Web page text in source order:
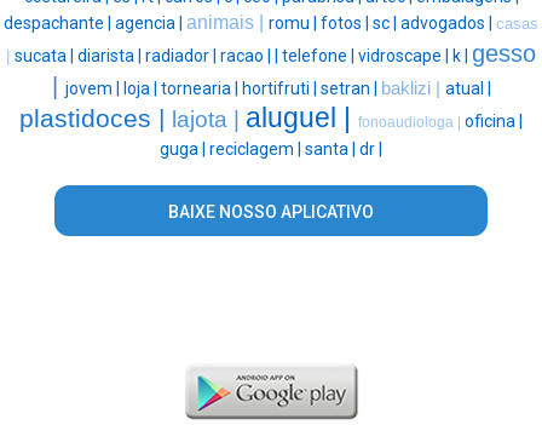
despachante | agencia | animais | romu | fotos | sc | advogados | casas
| sucata | diarista | radiador | racao | telefone | vidroscape | k | gesso
| jovem | loja | tornearia | hortifruti | setran | baklizi | atual |
plastidoces | lajota | aluguel | fonoaudiologa | oficina |
guga | reciclagem | santa | dr |
BAIXE NOSSO APLICATIVO